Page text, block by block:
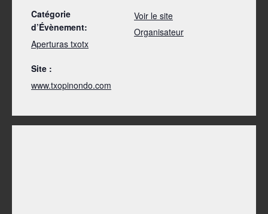
Catégorie
d’Évènement:
Aperturas txotx
Site :
www.txopinondo.com
Voir le site
Organisateur